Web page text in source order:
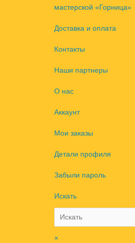
мастерской «Горница»
Доставка и оплата
Контакты
Наши партнеры
О нас
Аккаунт
Мои заказы
Детали профиля
Забыли пароль
Искать
×